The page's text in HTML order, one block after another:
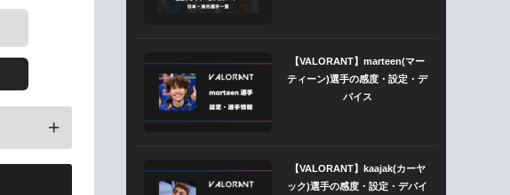
【VALORANT】marteen(マー
ティーン)選手の感度・設定・デ
バイス
【VALORANT】kaajak(カーヤ
ック)選手の感度・設定・デバイ